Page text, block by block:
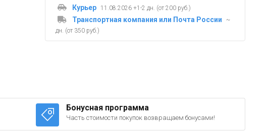
Курьер 11.08.2026 +1-2 дн. (от 200 руб.)
Транспортная компания или Почта России
~
дн. (от 350 руб.)
Бонусная программа
Часть стоимости покупок возвращаем бонусами!